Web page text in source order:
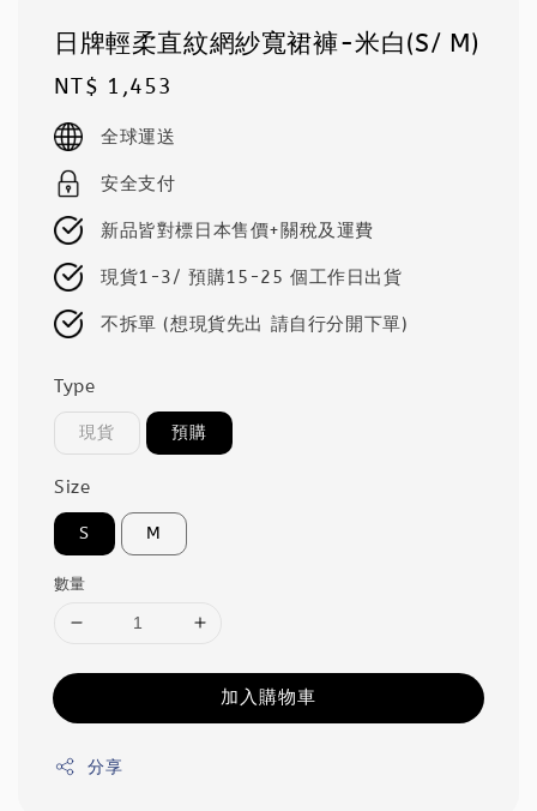
日牌輕柔直紋網紗寬裙褲-米白(S/ M)
Regular
price
NT$ 1,453
全球運送
安全支付
新品皆對標日本售價+關稅及運費
現貨1-3/ 預購15-25 個工作日出貨
不拆單 (想現貨先出 請自行分開下單)
Type
現貨 預購
Size
S M
數量
加入購物車
分享